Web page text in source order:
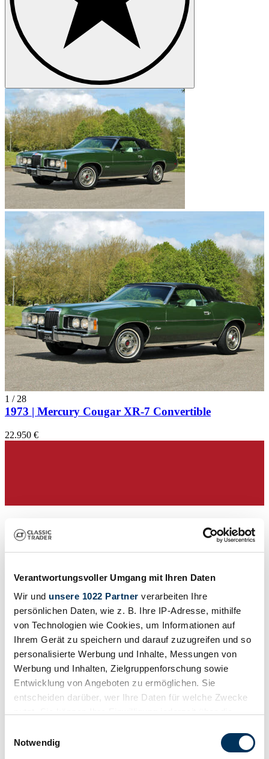
Verantwortungsvoller Umgang mit Ihren Daten
Wir und unsere 1022 Partner verarbeiten Ihre
persönlichen Daten, wie z. B. Ihre IP-Adresse, mithilfe
von Technologien wie Cookies, um Informationen auf
Ihrem Gerät zu speichern und darauf zuzugreifen und so
personalisierte Werbung und Inhalte, Messungen von
Werbung und Inhalten, Zielgruppenforschung sowie
Entwicklung von Angeboten zu ermöglichen. Sie
entscheiden darüber, wer Ihre Daten für welche Zwecke
Trigger Symbol ändern oder widerrufen
Notwendig
1 / 28
1973 | Mercury Cougar XR-7 Convertible
22.950 €
Händler
Baureihe
94
Karosserieform
Cabriolet
Tachostand (abgelesen)